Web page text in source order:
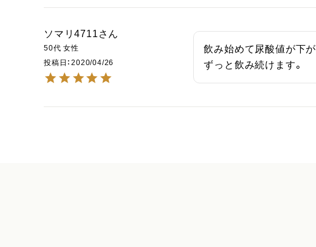
ソマリ4711
50代 女性
投稿日
2020/04/26
飲み始めて尿酸値が下が
ずっと飲み続けます。